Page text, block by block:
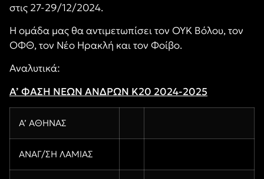
στις 27-29/12/2024.
Η ομάδα μας θα αντιμετωπίσει τον ΟΥΚ Βόλου, τον
ΟΦΘ, τον Νέο Ηρακλή και τον Φοίβο.
Αναλυτικά:
A’ ΦΑΣΗ ΝΕΩΝ ΑΝΔΡΩΝ Κ20 2024-2025
Α’ ΑΘΗΝΑΣ
ΑΝΑΓ/ΣΗ ΛΑΜΙΑΣ